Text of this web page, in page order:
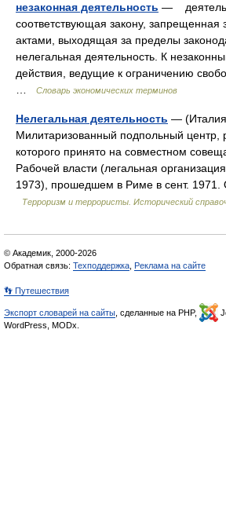
незаконная деятельность —
соответствующая закону, запрещенная
актами, выходящая за пределы
нелегальная деятельность. К
действия, ведущие к ограничению
Словарь экономических терминов
Нелегальная деятельность —
Милитаризованный подпольный центр,
которого принято на совместном
Рабочей власти (легальная
1973), прошедшем в Риме в сент. 1971.
Терроризм и террористы. Исторический
© Академик, 2000-2026
Обратная связь: Техподдержка Реклама на сайте
👣 Путешествия
Экспорт словарей на сайты , сделанные на PHP,
WordPress, MODx.